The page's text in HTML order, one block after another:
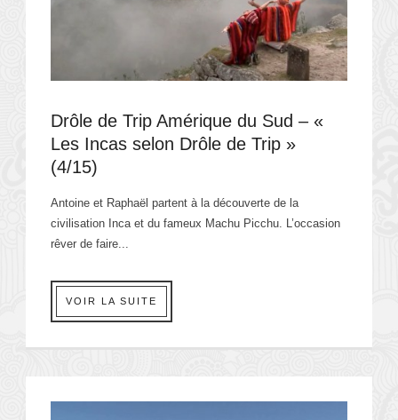
Drôle de Trip Amérique du Sud – «
Les Incas selon Drôle de Trip »
(4/15)
Antoine et Raphaël partent à la découverte de la
civilisation Inca et du fameux Machu Picchu. L’occasion
rêver de faire...
VOIR LA SUITE